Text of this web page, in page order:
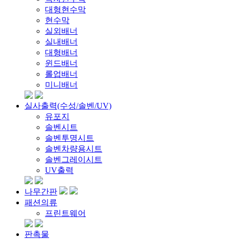
대형현수막
현수막
실외배너
실내배너
대형배너
윈드배너
롤업배너
미니배너
실사출력(수성/솔벤/UV)
유포지
솔벤시트
솔벤투명시트
솔벤차량용시트
솔벤그레이시트
UV출력
나무간판
패션의류
프린트웨어
판촉물